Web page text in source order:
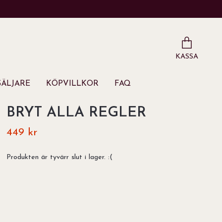
KASSA
KÖPVILLKOR FAQ
BRYT ALLA REGLER
449 kr
Produkten är tyvärr slut i lager. :(